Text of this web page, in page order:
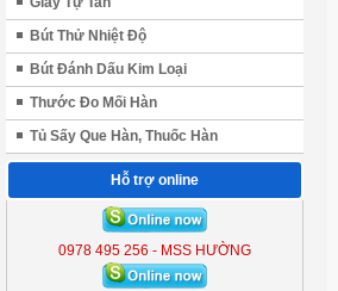
Bút Thử Nhiệt Độ
Bút Đánh Dấu Kim Loại
Thước Đo Mối Hàn
Tủ Sấy Que Hàn, Thuốc Hàn
Hỗ trợ online
0978 495 256 - MSS HƯỜNG
ĐÈN LIỀN THỂ KOBE 7300 (
KB - 7300